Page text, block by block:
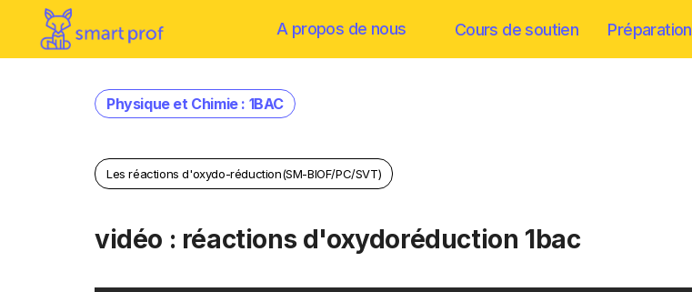
A propos de nous Cours de soutien Préparation
Physique et Chimie : 1BAC
Les réactions d'oxydo-réduction(SM-BIOF/PC/SVT)
vidéo : réactions d'oxydoréduction 1bac